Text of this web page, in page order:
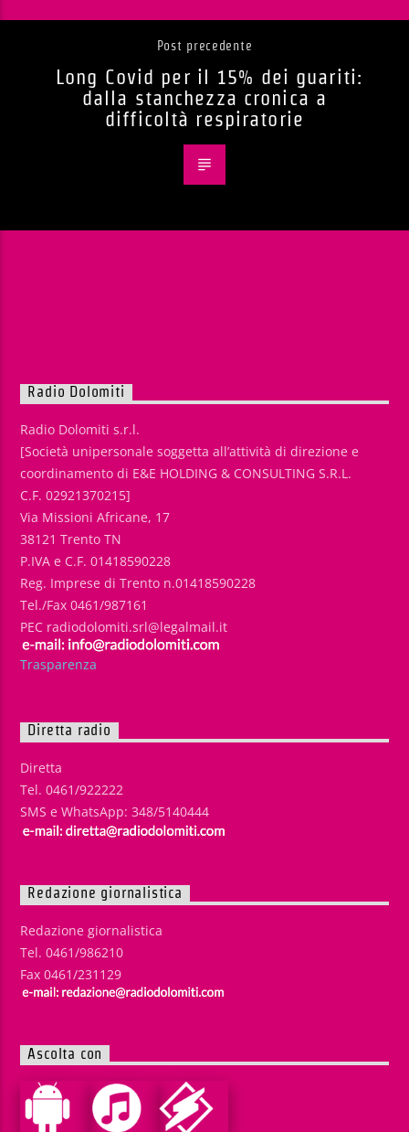
Post precedente
Long Covid per il 15% dei guariti:
dalla stanchezza cronica a
difficoltà respiratorie
Radio Dolomiti
Radio Dolomiti s.r.l.
[Società unipersonale soggetta all’attività di direzione e
coordinamento di E&E HOLDING & CONSULTING S.R.L.
C.F. 02921370215]
Via Missioni Africane, 17
38121 Trento TN
P.IVA e C.F. 01418590228
Reg. Imprese di Trento n.01418590228
Tel./Fax 0461/987161
PEC radiodolomiti.srl@legalmail.it
Trasparenza
Diretta radio
Diretta
Tel. 0461/922222
SMS e WhatsApp: 348/5140444
Redazione giornalistica
Redazione giornalistica
Tel. 0461/986210
Fax 0461/231129
Ascolta con